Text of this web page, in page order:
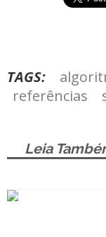
TAGS:
referências
Leia